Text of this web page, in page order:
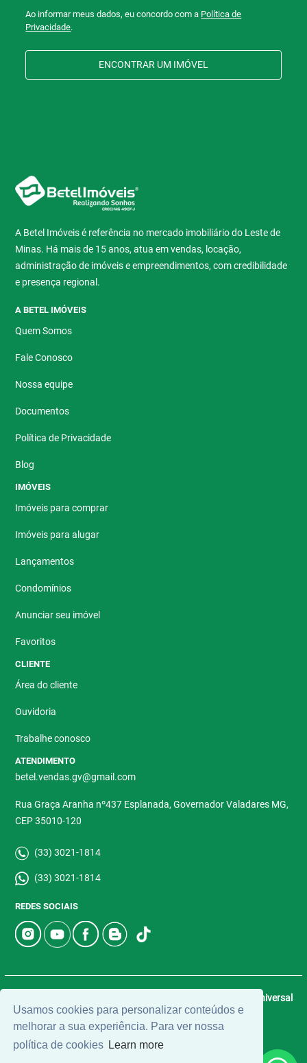
Usamos cookies para personalizar conteúdos e
melhorar a sua experiência. Para ver nossa
política de cookies Learn more
Ao informar meus dados, eu concordo com a Política de
Privacidade.
ENCONTRAR UM IMÓVEL
A Betel Imóveis é referência no mercado imobiliário do Leste de
Minas. Há mais de 15 anos, atua em vendas, locação,
administração de imóveis e empreendimentos, com credibilidade
e presença regional.
A BETEL IMÓVEIS
Quem Somos
Fale Conosco
Nossa equipe
Documentos
Política de Privacidade
Blog
IMÓVEIS
Imóveis para comprar
Imóveis para alugar
Lançamentos
Condomínios
Anunciar seu imóvel
Favoritos
CLIENTE
Área do cliente
Ouvidoria
Trabalhe conosco
ATENDIMENTO
betel.vendas.gv@gmail.com
Rua Graça Aranha nº437 Esplanada, Governador Valadares MG,
CEP 35010-120
(33) 3021-1814
(33) 3021-1814
REDES SOCIAIS
Universal
Software.